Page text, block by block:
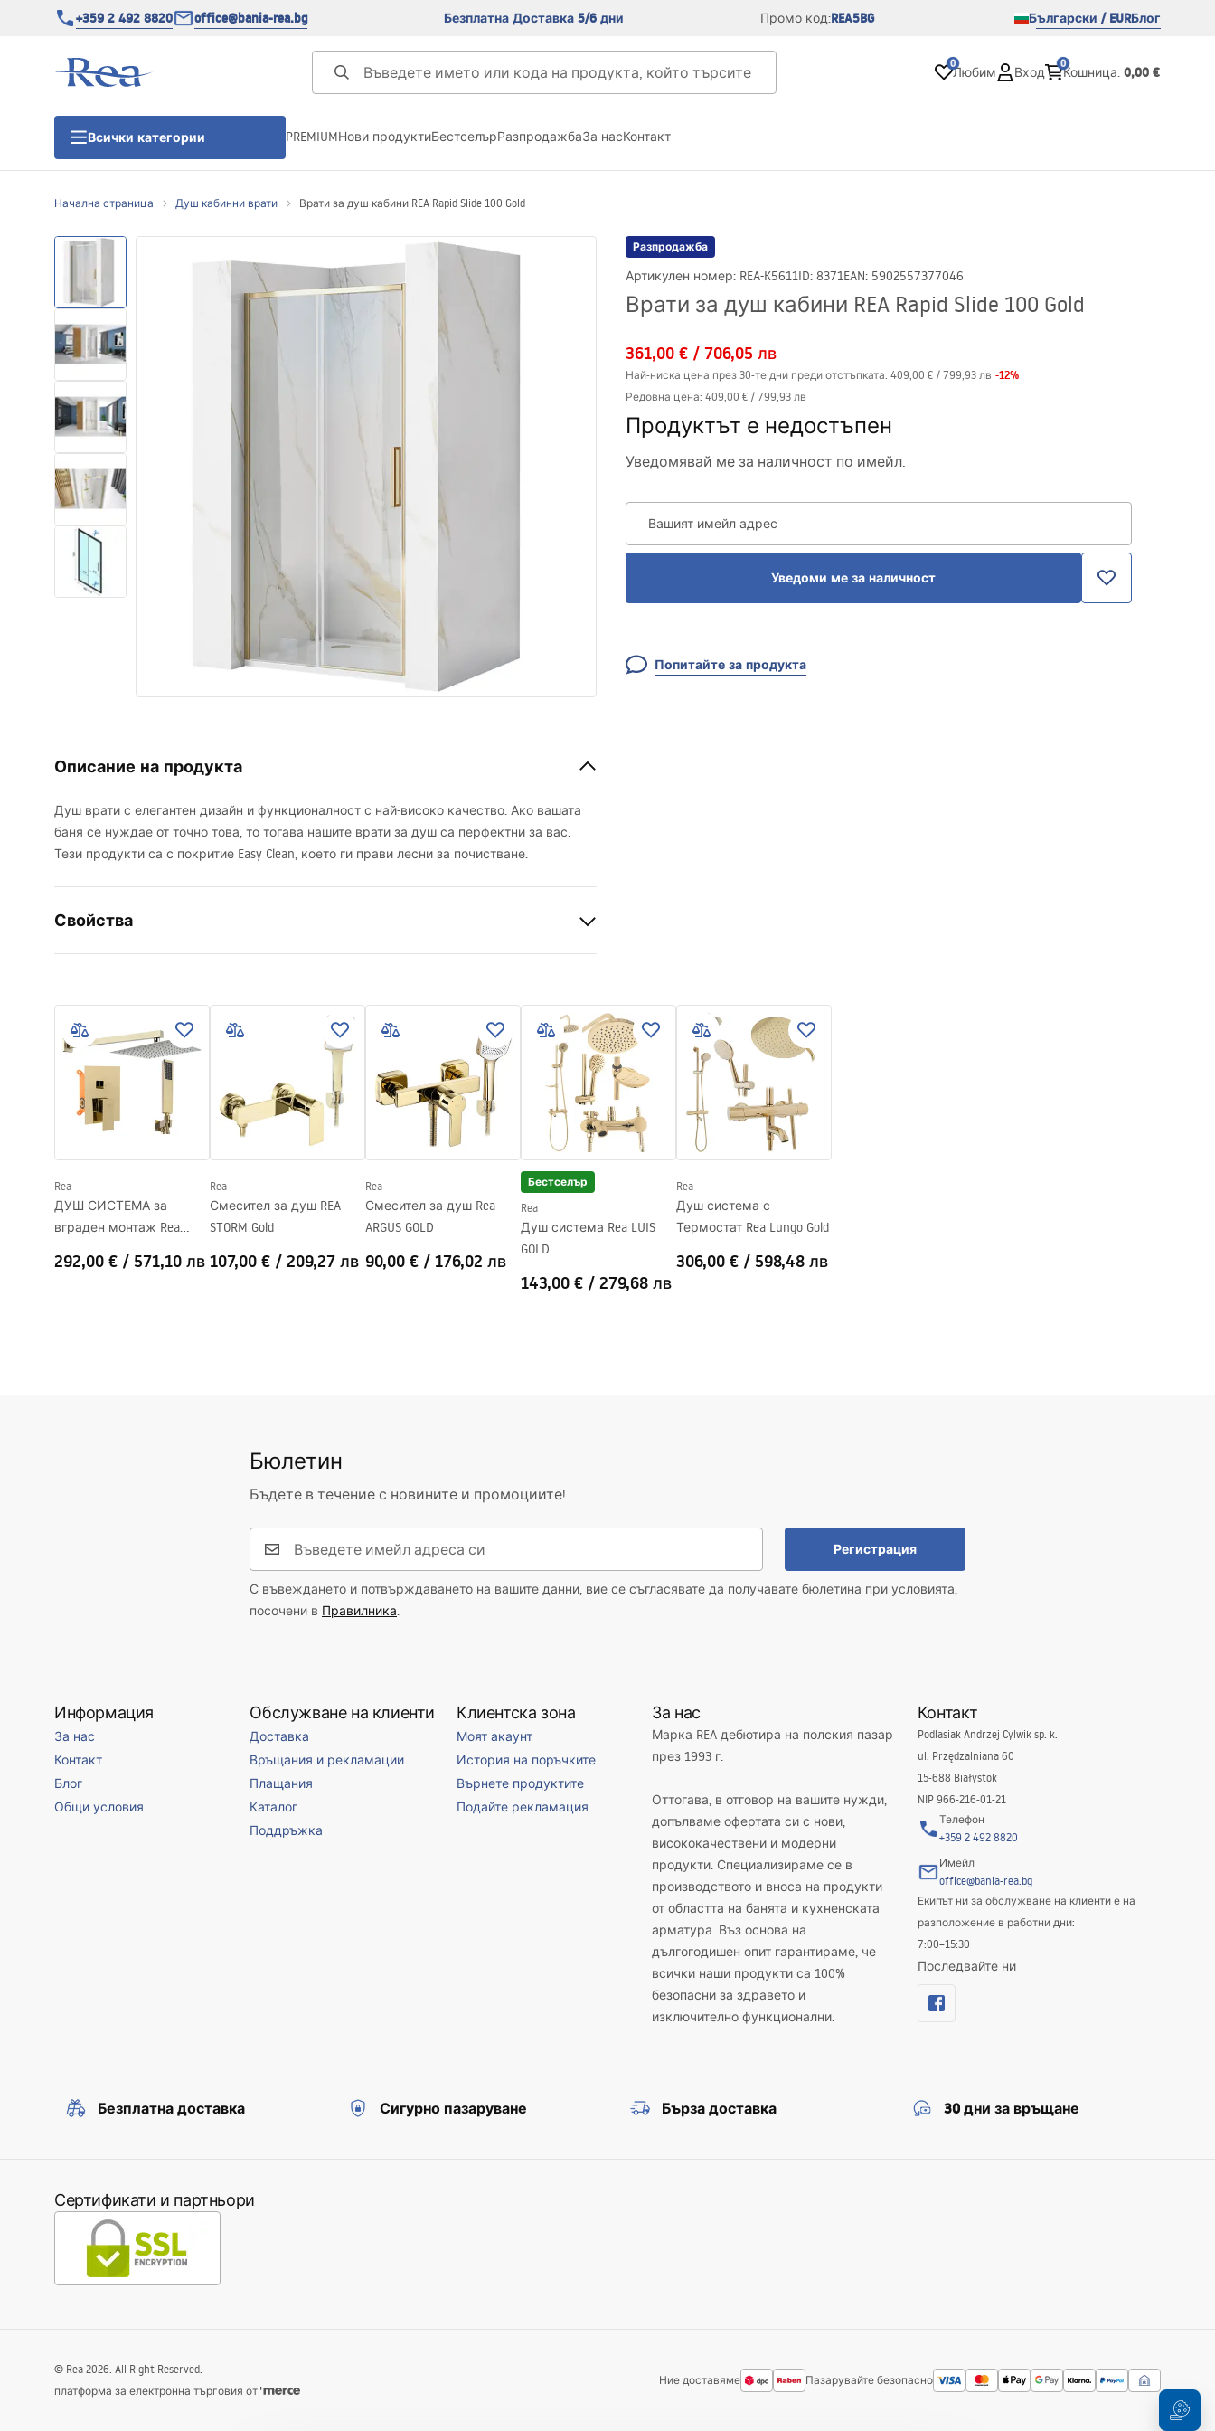
+359 2 492 8820 office@bania-rea.bg Безплатна Доставка 5/6 дни Промо код:REA5BG Български / EURБлог
0
Любим Вход
0
Кошница: 0,00 €
Всички категории
Душ корита
Линейни сифони
Комплект тоалетна чиния с
биде WC
Умивалници
Смесители за баня
PREMIUMНови продуктиБестселърРазпродажбаЗа насКонтакт
Начална страница Душ кабинни врати Врати за душ кабини REA Rapid Slide 100 Gold
Разпродажба
Артикулен номер: REA-K5611ID: 8371EAN: 5902557377046
Врати за душ кабини REA Rapid Slide 100 Gold
361,00 € / 706,05 лв
Най-ниска цена през 30-те дни преди отстъпката: 409,00 € / 799,93 лв -12%
Редовна цена: 409,00 € / 799,93 лв
Продуктът е недостъпен
Уведомявай ме за наличност по имейл.
Вашият имейл адрес
Уведоми ме за наличност
Попитайте за продукта
Описание на продукта
Душ врати с елегантен дизайн и функционалност с най-високо качество. Ако вашата
баня се нуждае от точно това, то тогава нашите врати за душ са перфектни за вас.
Тези продукти са с покритие Easy Clean, което ги прави лесни за почистване.
Свойства
Посока на отваряне на врата
универсално
дебелина стъклото
6 мм
Височина на душ - вратата
195
cm
Материал на профила
Алуминий
Довършителни работи на профилите
светло злато
Комплект уплътнители
Възможност за монтаж без душ-
Да
Rea
ДУШ СИСТЕМА за
вграден монтаж Rea
292,00 € / 571,10 лв
Rea
Смесител за душ REA
STORM Gold
107,00 € / 209,27 лв
Rea
Смесител за душ Rea
ARGUS GOLD
90,00 € / 176,02 лв
Бестселър
Rea
Душ система Rea LUIS
GOLD
143,00 € / 279,68 лв
Rea
Душ система с
Термостат Rea Lungo Gold
306,00 € / 598,48 лв
Бюлетин
Бъдете в течение с новините и промоциите!
Регистрация
С въвеждането и потвърждаването на вашите данни, вие се съгласявате да получавате бюлетина при условията,
посочени в Правилника.
Информация
За нас
Контакт
Блог
Общи условия
Обслужване на клиенти
Доставка
Връщания и рекламации
Плащания
Каталог
Поддръжка
Клиентска зона
Моят акаунт
История на поръчките
Върнете продуктите
Подайте рекламация
За нас
Марка REA дебютира на полския пазар
през 1993 г.
Оттогава, в отговор на вашите нужди,
допълваме офертата си с нови,
висококачествени и модерни
продукти. Специализираме се в
производството и вноса на продукти
от областта на банята и кухненската
арматура. Въз основа на
дългогодишен опит гарантираме, че
всички наши продукти са 100%
безопасни за здравето и
изключително функционални.
Контакт
Podlasiak Andrzej Cylwik sp. k.
ul. Przędzalniana 60
15-688 Białystok
NIP 966-216-01-21
Телефон
+359 2 492 8820
Имейл
office@bania-rea.bg
Екипът ни за обслужване на клиенти е на
разположение в работни дни:
7:00–15:30
Последвайте ни
Безплатна доставка Сигурно пазаруване Бърза доставка 30 дни за връщане
Сертификати и партньори
Ние доставяме Пазарувайте безопасно
© Rea 2026. All Right Reserved.
платформа за електронна търговия от